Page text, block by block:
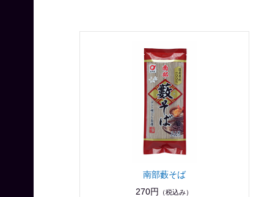
南部藪そば
270円
（税込み）